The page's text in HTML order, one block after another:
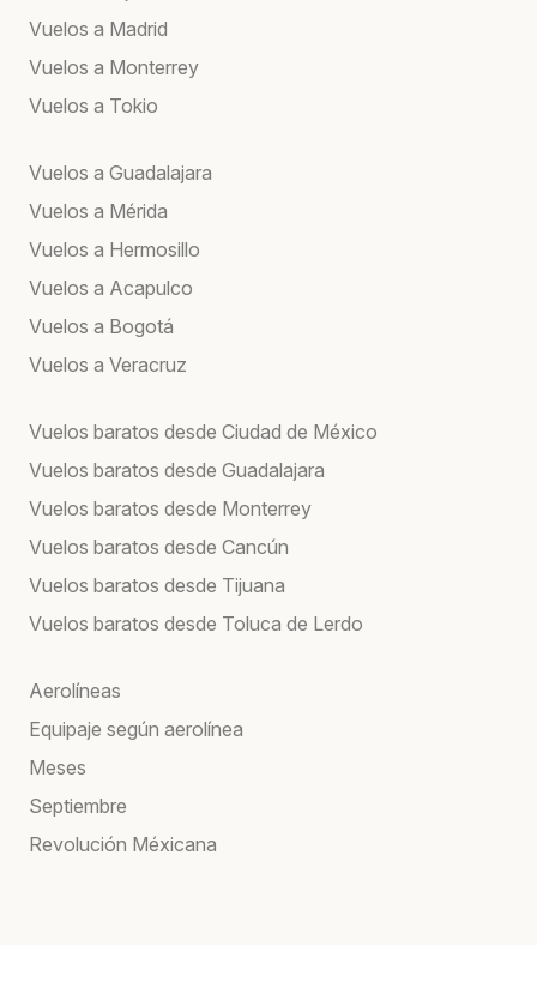
Vuelos a Madrid
Vuelos a Monterrey
Vuelos a Tokio
Vuelos a Guadalajara
Vuelos a Mérida
Vuelos a Hermosillo
Vuelos a Acapulco
Vuelos a Bogotá
Vuelos a Veracruz
Vuelos baratos desde Ciudad de México
Vuelos baratos desde Guadalajara
Vuelos baratos desde Monterrey
Vuelos baratos desde Cancún
Vuelos baratos desde Tijuana
Vuelos baratos desde Toluca de Lerdo
Aerolíneas
Equipaje según aerolínea
Meses
Septiembre
Revolución Méxicana